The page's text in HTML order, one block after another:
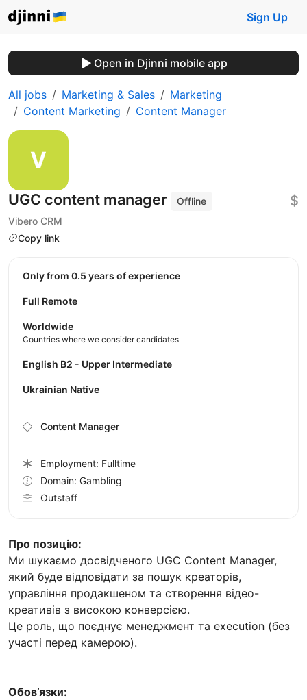
Sign Up
Open in Djinni mobile app
All jobs Marketing & Sales
Marketing
Content Marketing
Content Manager
UGC content manager
Offline
Vibero CRM
Copy link
$
Про позицію:
Ми шукаємо досвідченого UGC Content Manager,
який буде відповідати за пошук креаторів,
управління продакшеном та створення відео-
креативів з високою конверсією.
Це роль, що поєднує менеджмент та execution (без
участі перед камерою).
Обов’язки:
Only from 0.5 years of experience
Full Remote
Worldwide
Countries where we consider candidates
English B2 - Upper Intermediate
Ukrainian Native
Content Manager
Employment: Fulltime
Domain: Gambling
Outstaff